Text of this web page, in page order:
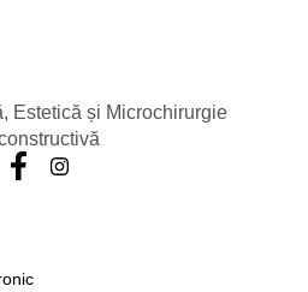
Estetică și Microchirurgie